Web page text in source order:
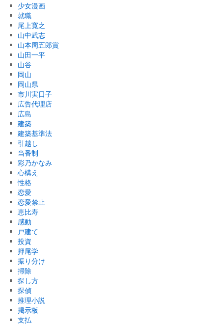
少女漫画
就職
尾上寛之
山中武志
山本周五郎賞
山田一平
山谷
岡山
岡山県
市川実日子
広告代理店
広島
建築
建築基準法
引越し
当番制
彩乃かなみ
心構え
性格
恋愛
恋愛禁止
恵比寿
感動
戸建て
投資
押尾学
振り分け
掃除
探し方
探偵
推理小説
掲示板
支払